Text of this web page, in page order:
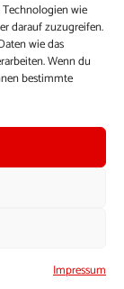
wie
darauf zuzugreifen.
wie das
Wenn du
bestimmte
Impressum
und
musst
ein